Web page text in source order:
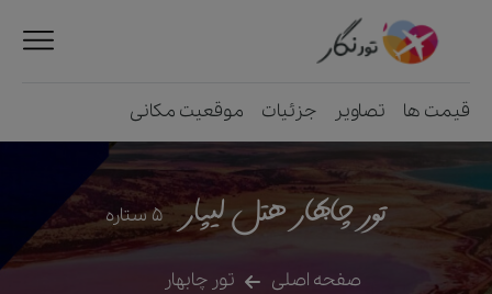
قیمت ها تصاویر جزئیات موقعیت مکانی
تور چابهار هتل لیپار 5ستاره
صفحه اصلی تور چابهار